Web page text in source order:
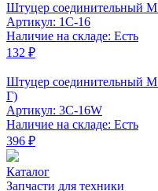
Штуцер соединительный
Артикул: 1C-16
Наличие на складе: Есть
132 ₽
Штуцер соединительный
Г)
Артикул: 3C-16W
Наличие на складе: Есть
396 ₽
Каталог
Запчасти для техники